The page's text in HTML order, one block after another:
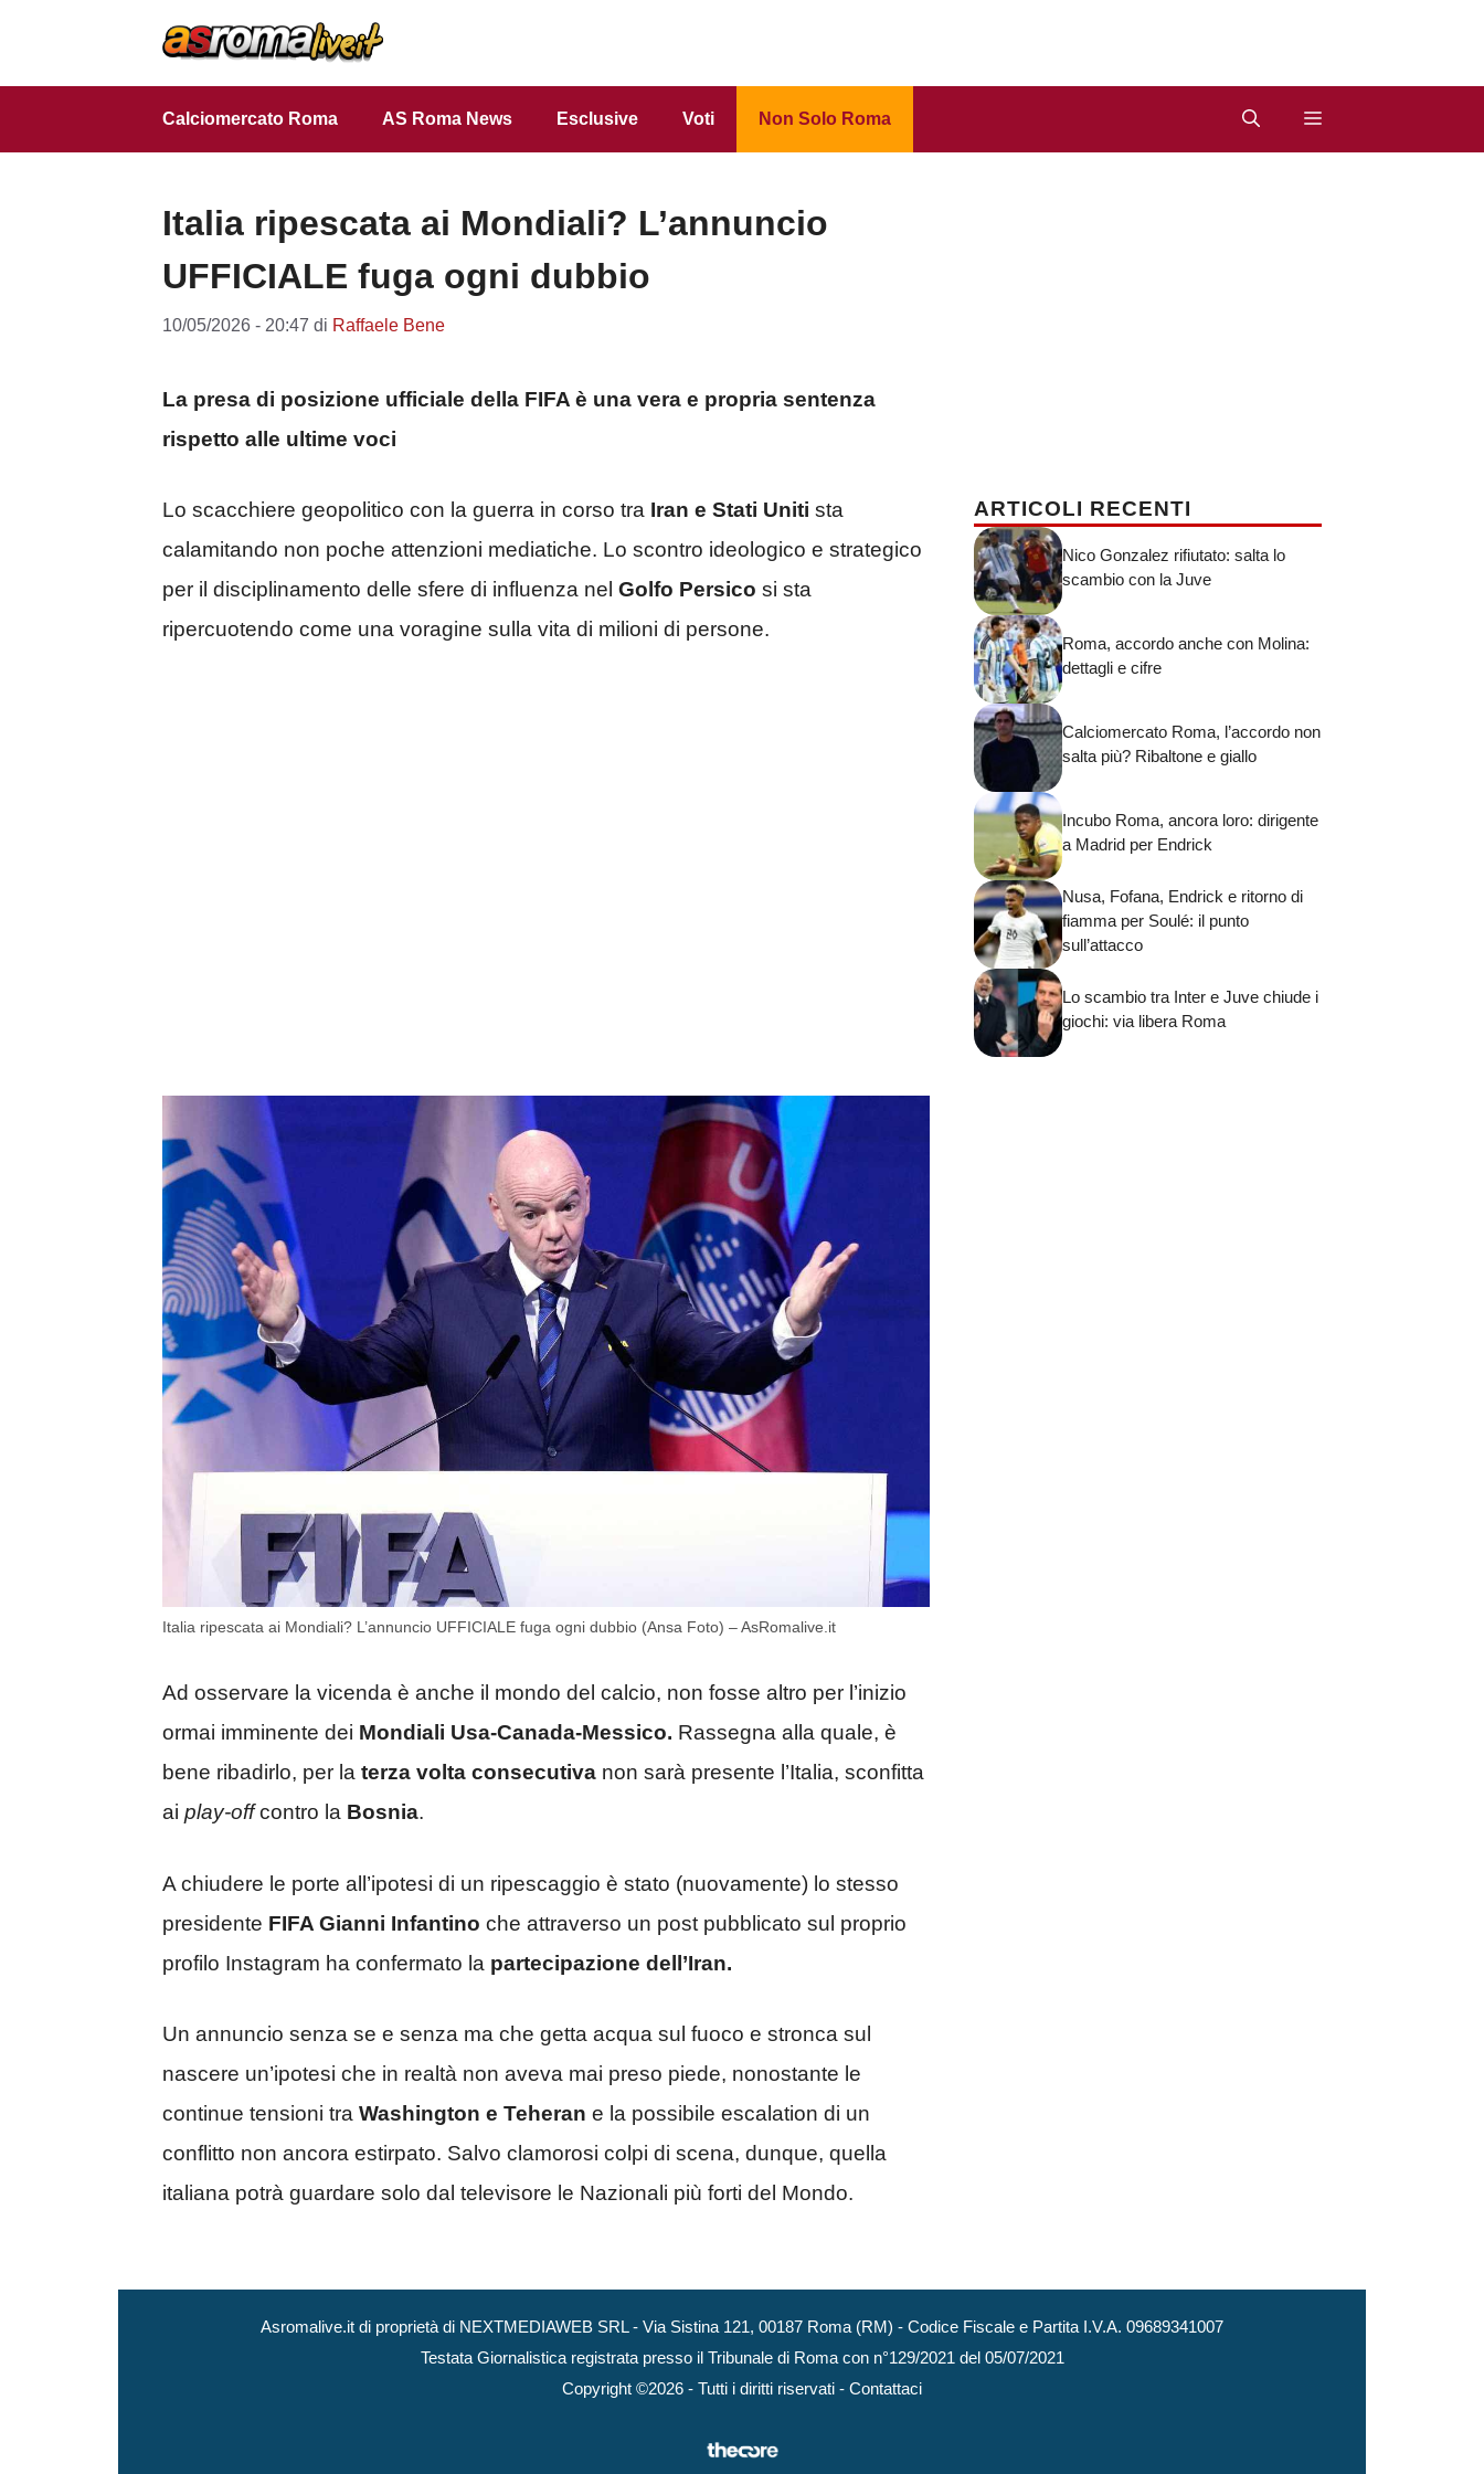
Calciomercato Roma AS Roma News Esclusive Voti Non Solo Roma
Italia ripescata ai Mondiali? L’annuncio
UFFICIALE fuga ogni dubbio
10/05/2026 - 20:47 di Raffaele Bene
La presa di posizione ufficiale della FIFA è una vera e propria sentenza
rispetto alle ultime voci
Lo scacchiere geopolitico con la guerra in corso tra Iran e Stati Uniti sta
calamitando non poche attenzioni mediatiche. Lo scontro ideologico e strategico
per il disciplinamento delle sfere di influenza nel Golfo Persico si sta
ripercuotendo come una voragine sulla vita di milioni di persone.
Italia ripescata ai Mondiali? L’annuncio UFFICIALE fuga ogni dubbio (Ansa Foto) – AsRomalive.it
Ad osservare la vicenda è anche il mondo del calcio, non fosse altro per l’inizio
ormai imminente dei Mondiali Usa-Canada-Messico. Rassegna alla quale, è
bene ribadirlo, per la terza volta consecutiva non sarà presente l’Italia, sconfitta
ai play-offcontro la Bosnia.
A chiudere le porte all’ipotesi di un ripescaggio è stato (nuovamente) lo stesso
presidente FIFA Gianni Infantino che attraverso un post pubblicato sul proprio
profilo Instagram ha confermato la partecipazione dell’Iran.
Un annuncio senza se e senza ma che getta acqua sul fuoco e stronca sul
nascere un’ipotesi che in realtà non aveva mai preso piede, nonostante le
continue tensioni tra Washington e Teheran e la possibile escalation di un
conflitto non ancora estirpato. Salvo clamorosi colpi di scena, dunque, quella
italiana potrà guardare solo dal televisore le Nazionali più forti del Mondo.
ARTICOLI RECENTI
Nico Gonzalez rifiutato: salta lo
scambio con la Juve
Roma, accordo anche con Molina:
dettagli e cifre
Calciomercato Roma, l’accordo non
salta più? Ribaltone e giallo
Incubo Roma, ancora loro: dirigente
a Madrid per Endrick
Nusa, Fofana, Endrick e ritorno di
fiamma per Soulé: il punto
sull’attacco
Lo scambio tra Inter e Juve chiude i
giochi: via libera Roma
Asromalive.it di proprietà di NEXTMEDIAWEB SRL - Via Sistina 121, 00187 Roma (RM) - Codice Fiscale e Partita I.V.A. 09689341007
Testata Giornalistica registrata presso il Tribunale di Roma con n°129/2021 del 05/07/2021
Copyright ©2026 - Tutti i diritti riservati - Contattaci